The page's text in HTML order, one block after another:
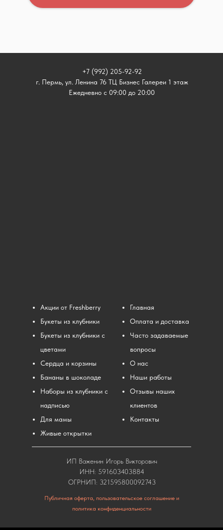
Акции от Freshberry
Букеты из клубники
Букеты из клубники с
цветами
Сердца и корзины
Бананы в шоколаде
Наборы из клубники с
надписью
Для мамы
Живые открытки
Главная
Оплата и доставка
Часто задаваемые
вопросы
О нас
Наши работы
Отзывы наших
клиентов
Контакты
ИП Важенин Игорь Викторович
ИНН: 591603403884
ОГРНИП: 321595800092743
+7 (992) 205-92-92
г. Пермь, ул. Ленина 76 ТЦ Бизнес Галереи 1 этаж
Ежедневно с 09:00 до 20:00
Публичная оферта, пользовательское соглашение и
политика конфиденциальности